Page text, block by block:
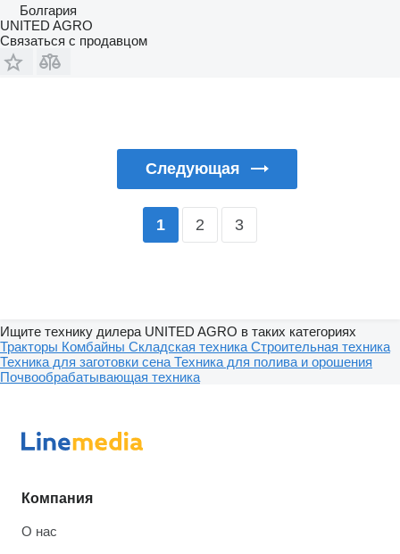
Болгария
UNITED AGRO
Связаться с продавцом
Следующая
1 2 3
Ищите технику дилера UNITED AGRO в таких категориях
Тракторы Комбайны Складская техника Строительная техника
Техника для заготовки сена Техника для полива и орошения
Почвообрабатывающая техника
Компания
О нас